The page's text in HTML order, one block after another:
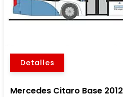
Detalles
Mercedes Citaro Base